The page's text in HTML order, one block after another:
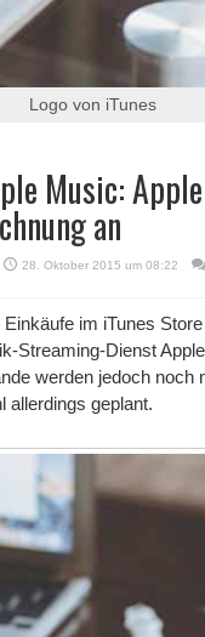
Logo von iTunes
Music:
an
28. Oktober 2015 um 08:22
im iTunes
Streaming-Dienst
werden jedoch noch
allerdings geplant.